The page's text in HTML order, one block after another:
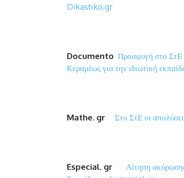
Dikastiko.gr
Documento Προσφυγή στο ΣτΕ
Κεραμέως για την ιδιωτική
Mathe. gr Στο ΣτΕ οι
Especial. gr
Αίτηση